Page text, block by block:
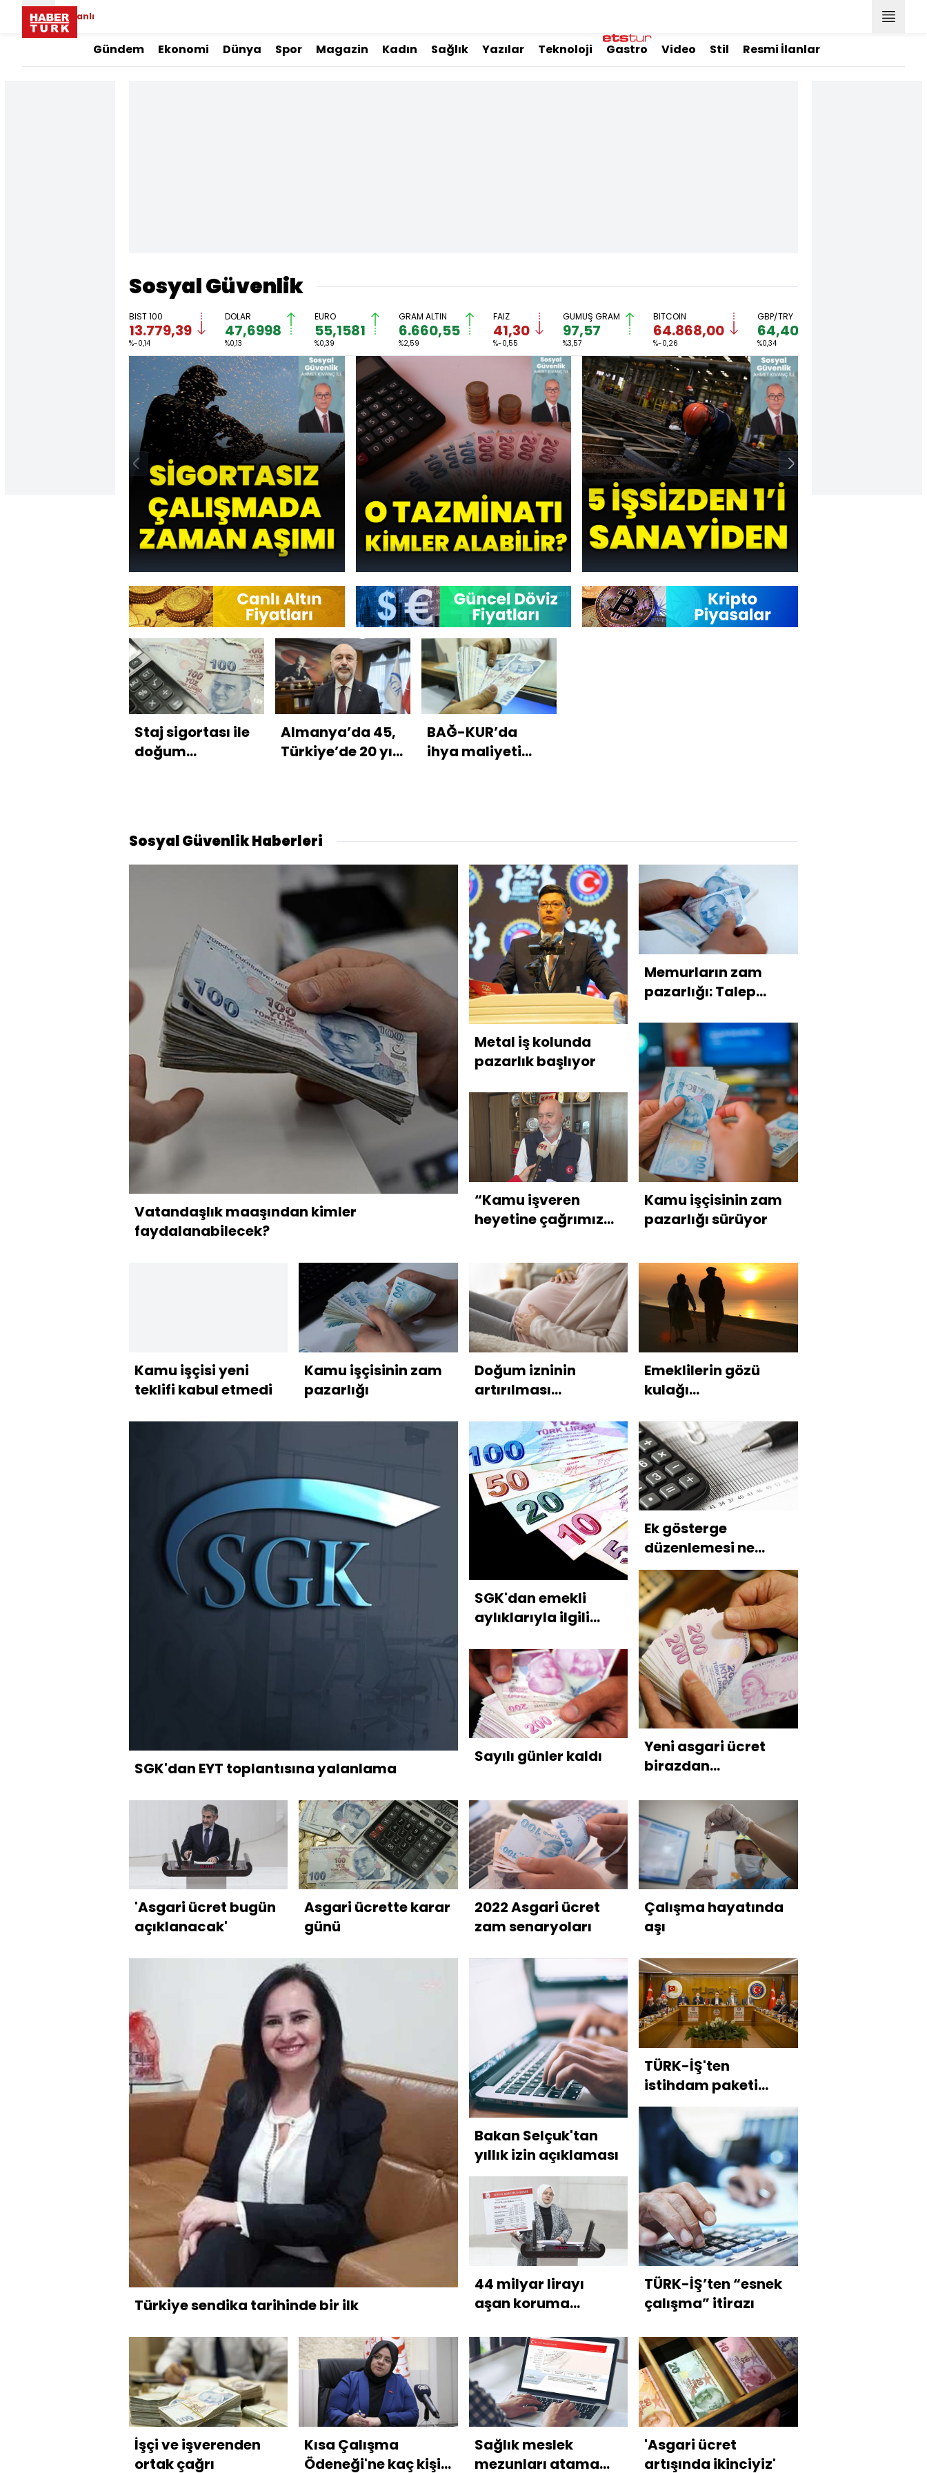
Canlı
Gündem Ekonomi Dünya Spor Magazin Kadın Sağlık Yazılar Teknoloji Gastro Video Stil Resmi İlanlar
Sosyal Güvenlik
BIST 100
13.779,39
%-0,14
DOLAR
47,6998
%0,13
EURO
55,1581
%0,39
GRAM ALTIN
6.660,55
%2,59
FAİZ
41,30
%-0,55
GÜMÜŞ GRAM
97,57
%3,57
BITCOIN
64.868,00
%-0,26
GBP/TRY
64,4044
%0,34
Staj sigortası ile
doğum
Almanya’da 45,
Türkiye’de 20 yıl
BAĞ-KUR’da
ihya maliyeti
Sosyal Güvenlik Haberleri
Vatandaşlık maaşından kimler
faydalanabilecek?
Metal iş kolunda
pazarlık başlıyor
“Kamu işveren
heyetine çağrımız
başvurması”
Memurların zam
pazarlığı: Talep
bekleniyor
Kamu işçisinin zam
pazarlığı sürüyor
Kamu işçisi yeni
teklifi kabul etmedi
Kamu işçisinin zam
pazarlığı
Doğum izninin
artırılması
çıkar mı?
Emeklilerin gözü
kulağı
SGK'dan EYT toplantısına yalanlama
SGK'dan emekli
aylıklarıyla ilgili
Sayılı günler kaldı
Ek gösterge
düzenlemesi ne
getirecek?
Yeni asgari ücret
birazdan
'Asgari ücret bugün
açıklanacak'
Asgari ücrette karar
günü
2022 Asgari ücret
zam senaryoları
Çalışma hayatında
aşı
Türkiye sendika tarihinde bir ilk
Bakan Selçuk'tan
yıllık izin açıklaması
44 milyar lirayı
aşan koruma
TÜRK-İŞ'ten
istihdam paketi
eleştirisi
TÜRK-İŞ’ten “esnek
çalışma” itirazı
İşçi ve işverenden
ortak çağrı
Kısa Çalışma
Ödeneği'ne kaç kişi
Sağlık meslek
mezunları atama
'Asgari ücret
artışında ikinciyiz'